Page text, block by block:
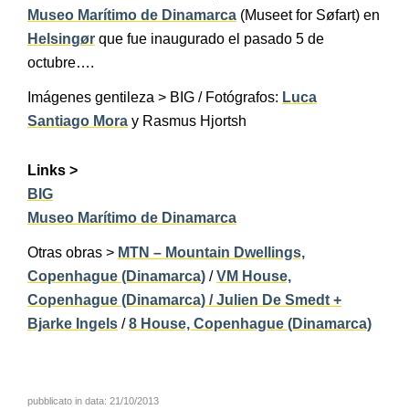
Museo Marítimo de Dinamarca (Museet for Søfart) en
Helsingør que fue inaugurado el pasado 5 de
octubre….
Imágenes gentileza > BIG / Fotógrafos: Luca
Santiago Mora y Rasmus Hjortsh
Links >
BIG
Museo Marítimo de Dinamarca
Otras obras > MTN – Mountain Dwellings,
Copenhague (Dinamarca) /VM House,
Copenhague (Dinamarca) / Julien De Smedt +
Bjarke Ingels /8 House, Copenhague (Dinamarca)
pubblicato in data: 21/10/2013